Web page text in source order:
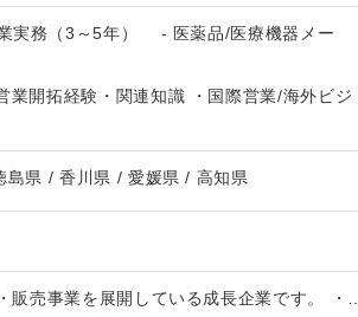
実務（3～5年） - 医薬品/医療機器メー
業開拓経験・関連知識 ・国際営業/海外ビジ
県 / 香川県 / 愛媛県 / 高知県
販売事業を展開している成長企業です。